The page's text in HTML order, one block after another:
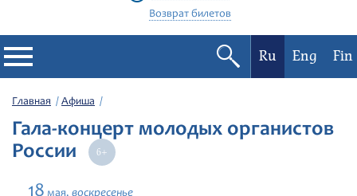
Возврат билетов
Филармония
Афиша
Фестивали
Ru Eng Fin
Главная Афиша
Гала-концерт молодых органистов
России
18 мая, воскресенье